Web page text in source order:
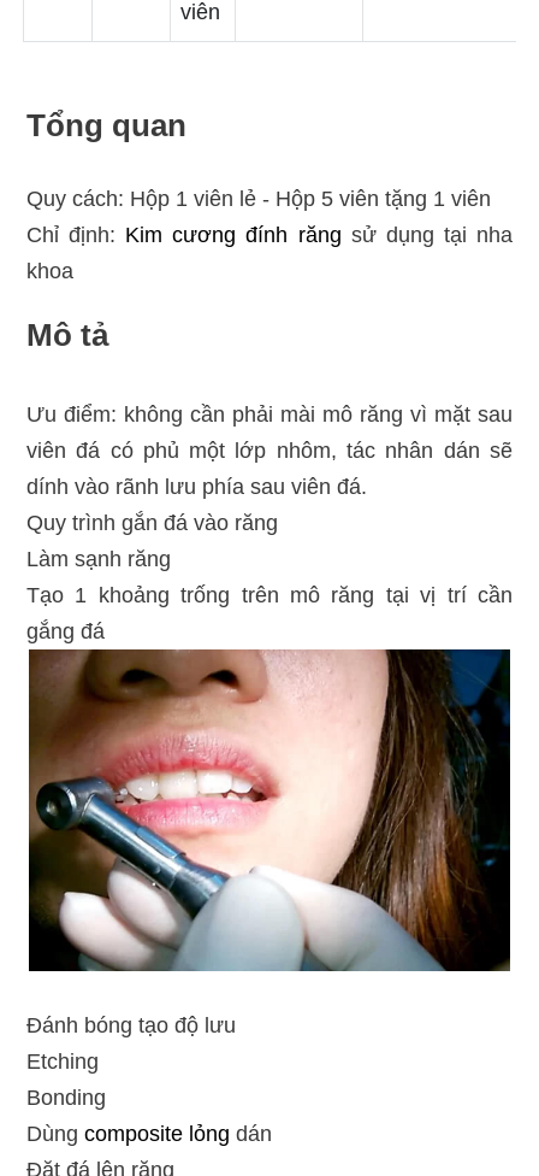
viên
Tổng quan
Quy cách: Hộp 1 viên lẻ - Hộp 5 viên tặng 1 viên
Chỉ định: Kim cương đính răng sử dụng tại nha
khoa
Mô tả
Ưu điểm: không cần phải mài mô răng vì mặt sau
viên đá có phủ một lớp nhôm, tác nhân dán sẽ
dính vào rãnh lưu phía sau viên đá.
Quy trình gắn đá vào răng
Làm sạnh răng
Tạo 1 khoảng trống trên mô răng tại vị trí cần
gắng đá
Đánh bóng tạo độ lưu
Etching
Bonding
Dùng composite lỏng dán
Đặt đá lên răng